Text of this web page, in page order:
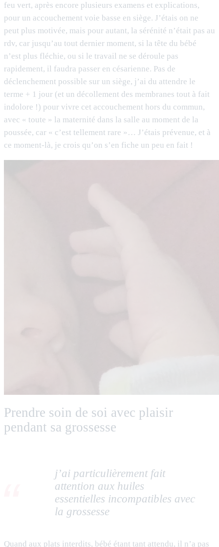
feu vert, après encore plusieurs examens et explications,
pour un accouchement voie basse en siège. J’étais on ne
peut plus motivée, mais pour autant, la sérénité n’était pas au
rdv, car jusqu’au tout dernier moment, si la tête du bébé
n’est plus fléchie, ou si le travail ne se déroule pas
rapidement, il faudra passer en césarienne. Pas de
déclenchement possible sur un siège, j’ai du attendre le
terme + 1 jour (et un décollement des membranes tout à fait
indolore !) pour vivre cet accouchement hors du commun,
avec « toute » la maternité dans la salle au moment de la
poussée, car « c’est tellement rare »… J’étais prévenue, et à
ce moment-là, je crois qu’on s’en fiche un peu en fait !
Prendre soin de soi avec plaisir
pendant sa grossesse
j’ai particulièrement fait
attention aux huiles
essentielles incompatibles avec
la grossesse
Quand aux plats interdits, bébé étant tant attendu, il n’a pas